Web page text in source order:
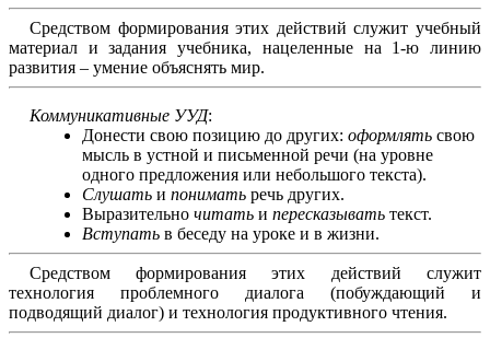
Средством формирования этих действий служит учебный
материал и задания учебника, нацеленные на 1-ю линию
развития – умение объяснять мир.
Коммуникативные УУД:
Донести свою позицию до других: оформлятьсвою
мысль в устной и письменной речи (на уровне
одного предложения или небольшого текста).
Слушатьи пониматьречь других.
Выразительно читатьи пересказыватьтекст.
Вступатьв беседу на уроке и в жизни.
Средством формирования этих действий служит
технология проблемного диалога (побуждающий и
подводящий диалог) и технология продуктивного чтения.